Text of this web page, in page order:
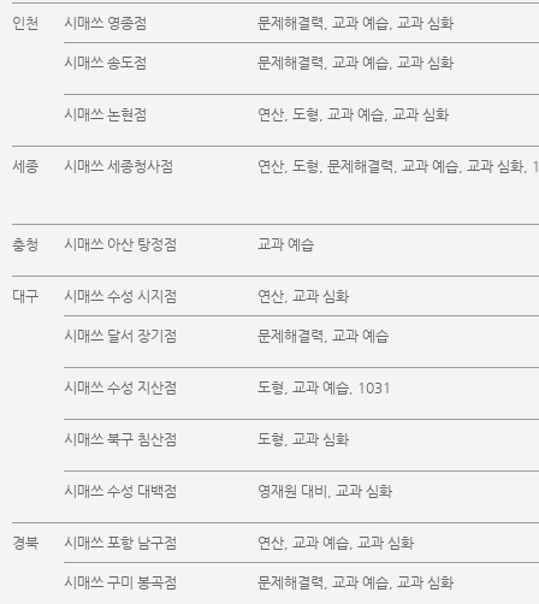
인천 시매쓰 영종점 문제해결력, 교과 예습, 교과 심화
시매쓰 송도점 문제해결력, 교과 예습, 교과 심화
시매쓰 논현점 연산, 도형, 교과 예습, 교과 심화
세종 시매쓰 세종청사점 연산, 도형, 문제해결력, 교과 예습, 교과 심화,
충청 시매쓰 아산 탕정점 교과 예습
대구 시매쓰 수성 시지점 연산, 교과 심화
시매쓰 달서 장기점 문제해결력, 교과 예습
시매쓰 수성 지산점 도형, 교과 예습, 1031
시매쓰 북구 침산점 도형, 교과 심화
시매쓰 수성 대백점 영재원 대비, 교과 심화
경북 시매쓰 포항 남구점 연산, 교과 예습, 교과 심화
시매쓰 구미 봉곡점 문제해결력, 교과 예습, 교과 심화